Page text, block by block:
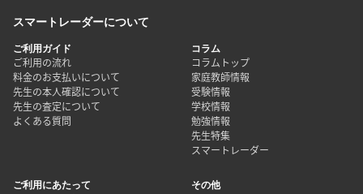
スマートレーダーについて
ご利用ガイド
ご利用の流れ
料金のお支払いについて
先生の本人確認について
先生の査定について
よくある質問
コラム
コラムトップ
家庭教師情報
受験情報
学校情報
勉強情報
先生特集
スマートレーダー
ご利用にあたって その他